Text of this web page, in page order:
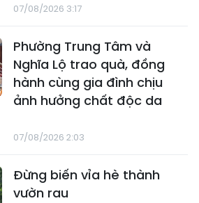
07/08/2026 3:17
Phường Trung Tâm và
Nghĩa Lộ trao quà, đồng
hành cùng gia đình chịu
ảnh hưởng chất độc da
07/08/2026 2:03
Đừng biến vỉa hè thành
vườn rau